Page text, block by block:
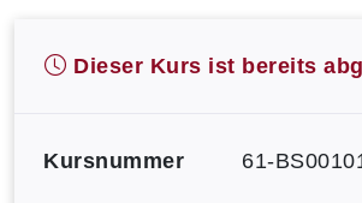
Dieser Kurs ist bereits
Kursnummer 61-